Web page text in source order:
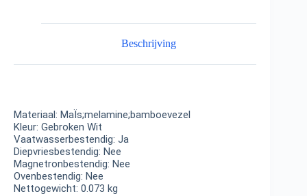
Beschrijving
Materiaal: MaÏs;melamine;bamboevezel
Kleur: Gebroken Wit
Vaatwasserbestendig: Ja
Diepvriesbestendig: Nee
Magnetronbestendig: Nee
Ovenbestendig: Nee
Nettogewicht: 0.073 kg